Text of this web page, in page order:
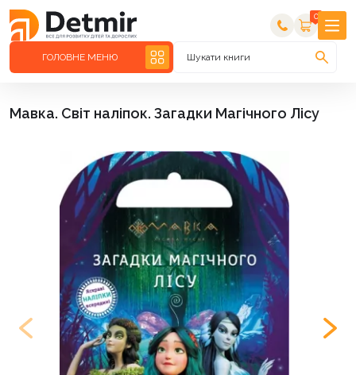
0
ГОЛОВНЕ МЕНЮ Шукати книги
Мавка. Світ наліпок. Загадки Магічного Лісу